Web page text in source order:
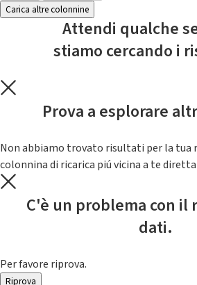
Carica altre colonnine
Attendi qualche
stiamo cercando i
Prova a esplorare
Non abbiamo trovato risultati per la tua
colonnina di ricarica piú vicina a te
C'è un problema con il
dati.
Per favore riprova.
Riprova